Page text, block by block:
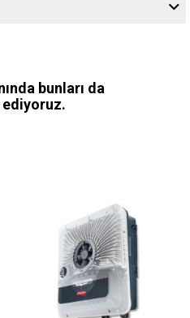
bunları da